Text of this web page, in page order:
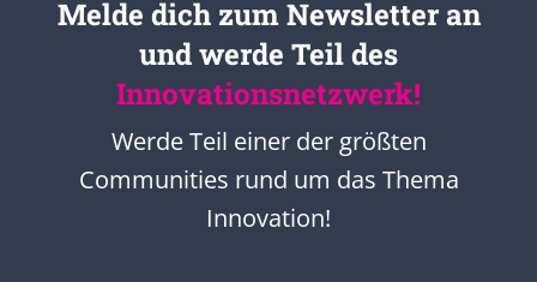
Melde dich zum Newsletter an
und werde Teil des
Innovationsnetzwerk!
Werde Teil einer der größten
Communities rund um das Thema